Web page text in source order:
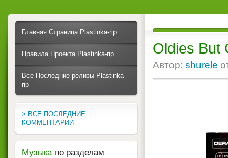
Oldies But
Автор: shurele
Главная Страница Plastinka-rip
Правила Проекта Plastinka-rip
Все Последние релизы Plastinka-
rip
> ВСЕ ПОСЛЕДНИЕ
КОММЕНТАРИИ
Музыка по разделам